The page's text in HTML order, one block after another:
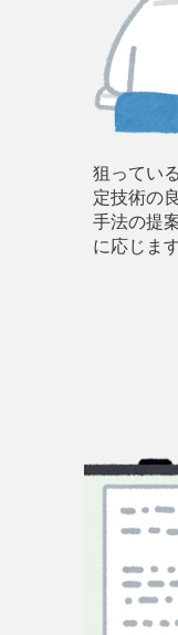
狙ってい
定技術の
手法の提
に応じま